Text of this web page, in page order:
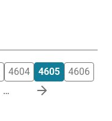
4604 4605
4606
…